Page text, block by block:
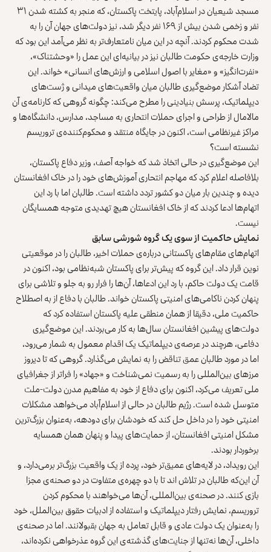
مسجد شیعیان در اسلام‌آباد، پایتخت پاکستان، که منجر به کشته شدن ۳۱
نفر و زخمی شدن بیش از ۱۶۹ نفر دیگر شد، نیز دولت‌های جهان آن را به
شدت محکوم کردند. آنچه در این میان نامتعارف‌تر به نظر می‌آمد این بود که
وزارت خارجه‌ی حکومت طالبان نیز در بیانیه‌ای این عمل را «وحشتناک»،
«نفرت‌انگیز» و «مغایر با اصول اسلامی و ارزش‌های انسانی» خواند. این
تضاد آشکار موضع‌گیری طالبان میان واقعیت‌های میدانی و ژست‌های
دیپلماتیک، پرسش بنیادینی را مطرح می‌کند: چگونه گروهی که کارنامه‌ی آن
مالامال از طراحی و اجرای حملات انتحاری به مساجد، مدارس، دانشگاه‌ها و
مراکز غیرنظامی است، اکنون در جایگاه منتقد و محکوم‌کننده‌ی تروریسم
نشسته است؟
این موضع‌گیری در حالی اتخاذ شد که خواجه آصف، وزیر دفاع پاکستان،
بلافاصله اعلام کرد که مهاجم انتحاری آموزش‌های خود را در خاک افغانستان
دیده و چندین بار میان دو کشور تردد داشته است. طالبان اما با رد این
اتهام‌ها ادعا کردند که از خاک افغانستان هیچ تهدیدی متوجه همسایگان
نیست.
نمایش حاکمیت از سوی یک گروه شورشی سابق
اتهام‌های مقام‌های پاکستانی درباره‌ی حملات اخیر، طالبان را در موقعیتی
نوین قرار داد. این گروه که پیش‌تر برای پاکستان شبه‌نظامی بود، اکنون در
قامت یک دولت حاکم، با رد این ادعاها، آن‌ها را فرار رو به جلو و تلاشی برای
پنهان کردن ناکامی‌های امنیتی پاکستان خواند. طالبان با دفاع از به‌ اصطلاح
حاکمیت ملی، دقیقا از همان منطقی علیه پاکستان استفاده کرد که
دولت‌های پیشین افغانستان سال‌ها به کار می‌بردند. این موضع‌گیری
دفاعی، هرچند در عرصه‌ی دیپلماتیک یک اقدام معمول به شمار می‌رود،
اما در مورد طالبان عمق تناقض را به نمایش می‌گذارد. گروهی که تا دیروز
مرزهای بین‌المللی را به رسمیت نمی‌شناخت و «جهاد» را فراتر از جغرافیای
ملی تعریف می‌کرد، اکنون برای دفاع از خود به مفاهیم مدرن دولت-ملت
متوسل شده است. رژیم طالبان در حالی از اسلام‌آباد می‌خواهد مشکلات
امنیتی خود را در داخل حل کند که خودشان برای دودهه، به‌عنوان بزرگ‌ترین
مشکل امنیتی افغانستان، از حمایت‌های پیدا و پنهان همان همسایه
برخوردار بودند.
این رویداد، در لایه‌های عمیق‌تر خود، پرده از یک واقعیت بزرگ‌تر برمی‌دارد، و
آن این‌که طالبان در تلاش‌ اند تا با دو چهره‌ی متفاوت در دو صحنه‌ی مجزا
بازی کنند. در صحنه‌ی بین‌المللی، آن‌ها می‌خواهند با محکوم کردن
تروریسم، نمایش رفتار دیپلماتیک و استفاده از ادبیات حقوق بین‌الملل، خود
را به‌عنوان یک دولت عادی و قابل تعامل به جهان بقبولانند. اما در صحنه‌ی
داخلی، آن‌ها نه‌تنها از جنایت‌های گذشته‌ی این گروه عذرخواهی نکرده‌اند،